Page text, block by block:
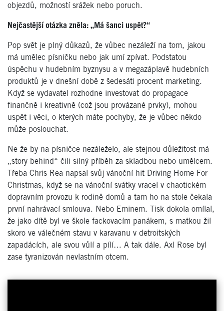
objezdů, možností srážek nebo poruch.
Nejčastější otázka zněla: „Má šanci uspět?“
Pop svět je plný důkazů, že vůbec nezáleží na tom, jakou
má umělec písničku nebo jak umí zpívat. Podstatou
úspěchu v hudebním byznysu a v megazáplavě hudebních
produktů je v dnešní době z šedesáti procent marketing.
Když se vydavatel rozhodne investovat do propagace
finančně i kreativně (což jsou provázané prvky), mohou
uspět i věci, o kterých máte pochyby, že je vůbec někdo
může poslouchat.
Ne že by na písničce nezáleželo, ale stejnou důležitost má
„story behind“ čili silný příběh za skladbou nebo umělcem.
Třeba Chris Rea napsal svůj vánoční hit Driving Home For
Christmas, když se na vánoční svátky vracel v chaotickém
dopravním provozu k rodině domů a tam ho na stole čekala
první nahrávací smlouva. Nebo Eminem. Tisk dokola omílal,
že jako dítě byl ve škole fackovacím panákem, s matkou žil
skoro ve válečném stavu v karavanu v detroitských
zapadácích, ale svou vůlí a pílí… A tak dále. Axl Rose byl
zase tyranizován nevlastním otcem.